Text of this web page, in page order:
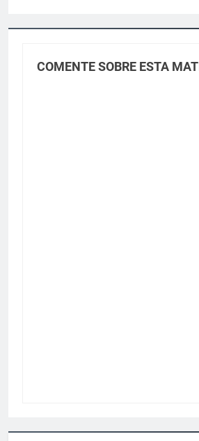
COMENTE SOBRE ESTA